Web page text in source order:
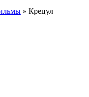
» Крецул